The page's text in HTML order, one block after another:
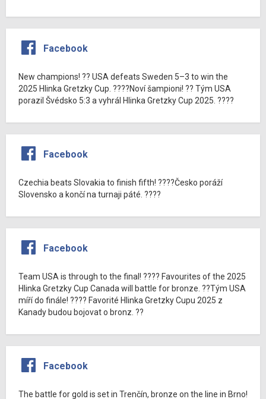
Facebook
New champions! ?? USA defeats Sweden 5–3 to win the
2025 Hlinka Gretzky Cup. ????Noví šampioni! ?? Tým USA
porazil Švédsko 5:3 a vyhrál Hlinka Gretzky Cup 2025. ????
Facebook
Czechia beats Slovakia to finish fifth! ????Česko poráží
Slovensko a končí na turnaji páté. ????
Facebook
Team USA is through to the final! ???? Favourites of the 2025
Hlinka Gretzky Cup Canada will battle for bronze. ??Tým USA
míří do finále! ???? Favorité Hlinka Gretzky Cupu 2025 z
Kanady budou bojovat o bronz. ??
Facebook
The battle for gold is set in Trenčín, bronze on the line in Brno!